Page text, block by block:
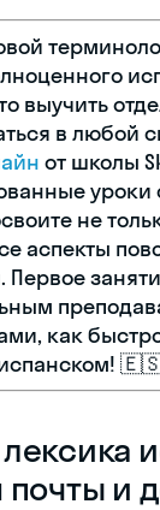
выучить
в любой
от школы
уроки
не
аспекты
как
испанском!
почты и